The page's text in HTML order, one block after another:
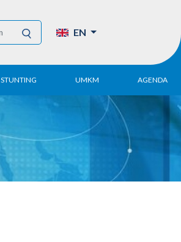
EN
STUNTING UMKM
UMKM DPN Apindo
APINDO UMKM
DPN/DPP/DPK
Activity
AGENDA